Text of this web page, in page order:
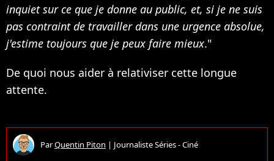
inquiet sur ce que je donne au public, et, si je ne suis
pas contraint de travailler dans une urgence absolue,
j'estime toujours que je peux faire mieux."
De quoi nous aider à relativiser cette longue
attente.
ParQuentin Piton | Journaliste Séries - Ciné